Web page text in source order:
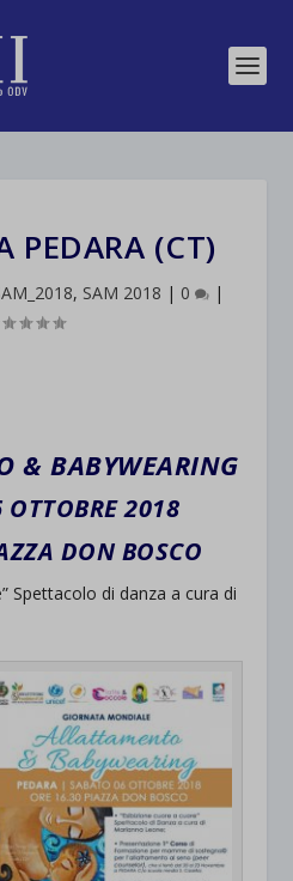
PEDARA (CT)
, SAM 2018 | 0 |
& BABYWEARING
2018
DON BOSCO
Spettacolo di danza a cura di